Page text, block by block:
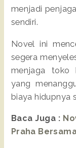
menjadi
sendiri.
Novel ini
segera
menjaga toko
yang
biaya hidupnya
Baca Juga :
Praha